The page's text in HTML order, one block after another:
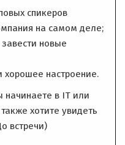
спикеров
на самом деле;
новые
хорошее настроение.
начинаете в IT или
хотите увидеть
встречи)